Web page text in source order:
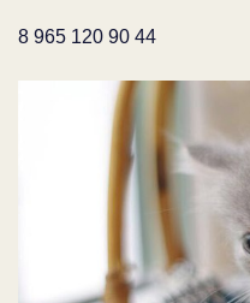
8 965 120 90 44